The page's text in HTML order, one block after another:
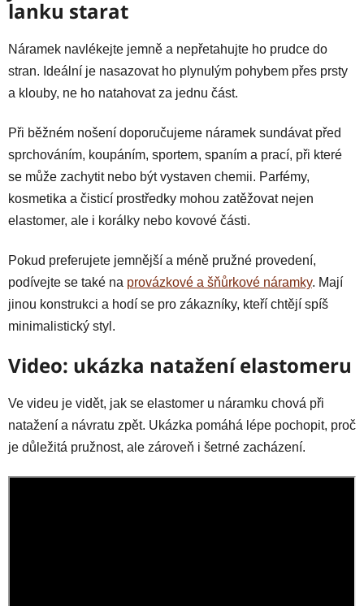
lanku starat
Náramek navlékejte jemně a nepřetahujte ho prudce do
stran. Ideální je nasazovat ho plynulým pohybem přes prsty
a klouby, ne ho natahovat za jednu část.
Při běžném nošení doporučujeme náramek sundávat před
sprchováním, koupáním, sportem, spaním a prací, při které
se může zachytit nebo být vystaven chemii. Parfémy,
kosmetika a čisticí prostředky mohou zatěžovat nejen
elastomer, ale i korálky nebo kovové části.
Pokud preferujete jemnější a méně pružné provedení,
podívejte se také na provázkové a šňůrkové náramky. Mají
jinou konstrukci a hodí se pro zákazníky, kteří chtějí spíš
minimalistický styl.
Video: ukázka natažení elastomeru
Ve videu je vidět, jak se elastomer u náramku chová při
natažení a návratu zpět. Ukázka pomáhá lépe pochopit, proč
je důležitá pružnost, ale zároveň i šetrné zacházení.